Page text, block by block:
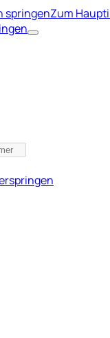
springenZum